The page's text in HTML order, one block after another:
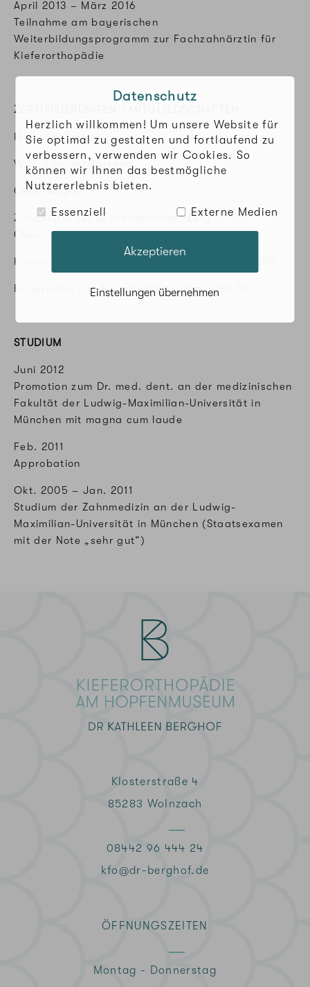
April 2013 – März 2016
Teilnahme am bayerischen
Weiterbildungsprogramm zur Fachzahnärztin für
Kieferorthopädie
ZERTIFIZIERUNGEN / MITGLIEDSCHAFTEN
Invisalign
WIN® Lingual Systems
Clear-Aligner ®
Zahnärztlicher Bezirksverband (ZBV)
Oberbayern
Kassenzahnärztliche Vereinigung Bayerns (KZVB)
Bayerische Landeszahnärztekammer (BLZK)
STUDIUM
Juni 2012
Promotion zum Dr. med. dent. an der medizinischen
Fakultät der Ludwig-Maximilian-Universität in
München mit magna cum laude
Feb. 2011
Approbation
Okt. 2005 – Jan. 2011
Studium der Zahnmedizin an der Ludwig-
Maximilian-Universität in München (Staatsexamen
mit der Note „sehr gut“)
Klosterstraße 4
85283 Wolnzach
08442 96 444 24
kfo@dr-berghof.de
ÖFFNUNGSZEITEN
Montag - Donnerstag
Datenschutz
Herzlich willkommen! Um unsere Website für
Sie optimal zu gestalten und fortlaufend zu
verbessern, verwenden wir Cookies. So
können wir Ihnen das bestmögliche
Nutzererlebnis bieten.
Essenziell Externe Medien
Akzeptieren
Einstellungen übernehmen